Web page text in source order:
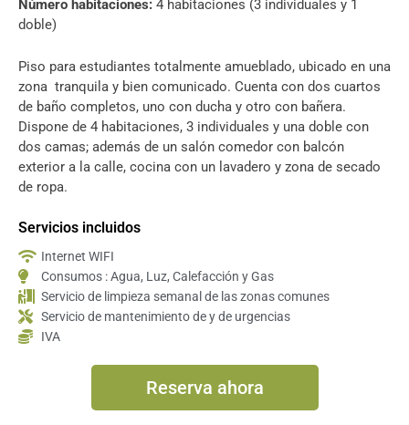
Número habitaciones: 4 habitaciones (3 individuales y 1
doble)
Piso para estudiantes totalmente amueblado, ubicado en una
zona tranquila y bien comunicado. Cuenta con dos cuartos
de baño completos, uno con ducha y otro con bañera.
Dispone de 4 habitaciones, 3 individuales y una doble con
dos camas; además de un salón comedor con balcón
exterior a la calle, cocina con un lavadero y zona de secado
de ropa.
Servicios incluidos
Internet WIFI
Consumos : Agua, Luz, Calefacción y Gas
Servicio de limpieza semanal de las zonas comunes
Servicio de mantenimiento de y de urgencias
IVA
Reserva ahora